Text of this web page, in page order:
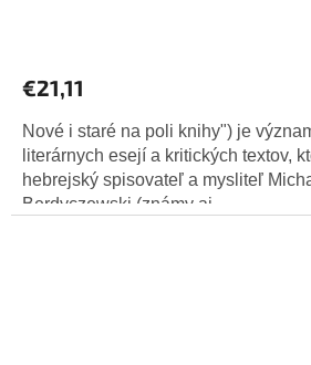
€21,11
Nové i staré na poli knihy") je
literárnych esejí a kritických textov,
hebrejský spisovateľ a mysliteľ
Berdyczewski (známy aj...